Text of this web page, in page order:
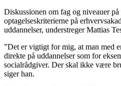
Diskussionen om fag og niveauer
optagelseskriterierne på
uddannelser, understreger Mattias
”Det er vigtigt for mig, at man med
direkte på uddannelser som for
socialrådgiver. Der skal ikke være
siger han.